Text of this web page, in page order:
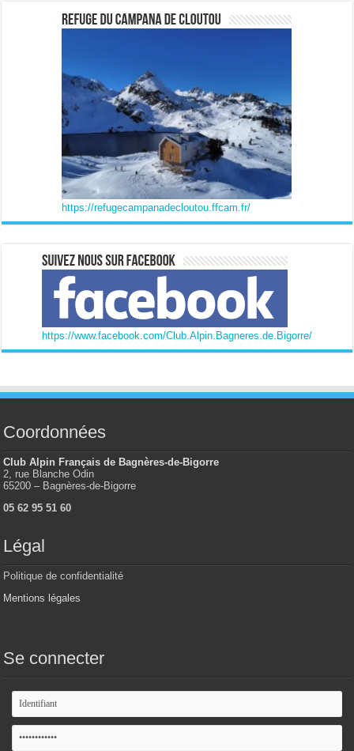
https://refugecampanadecloutou.ffcam.fr/
https://www.facebook.com/Club.Alpin.Bagneres.de.Bigorre/
Coordonnées
Club Alpin Français de Bagnères-de-Bigorre
2, rue Blanche Odin
65200 – Bagnères-de-Bigorre
05 62 95 51 60
Légal
Politique de confidentialité
Mentions légales
Se connecter